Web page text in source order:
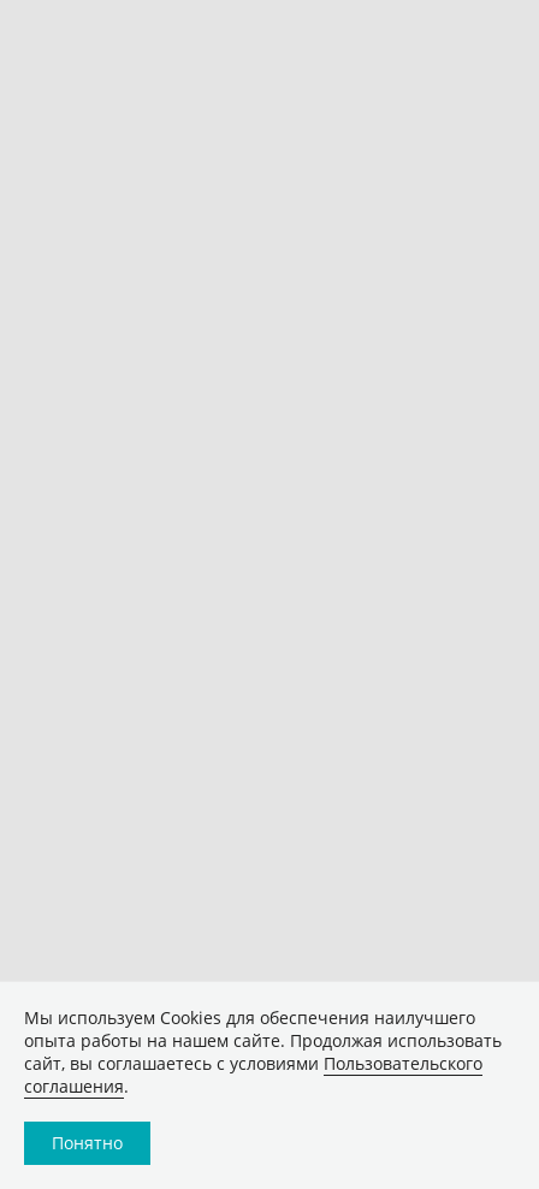
Мы используем Сookies для обеспечения наилучшего
опыта работы на нашем сайте. Продолжая использовать
сайт, вы соглашаетесь с условиями Пользовательского
соглашения.
Понятно